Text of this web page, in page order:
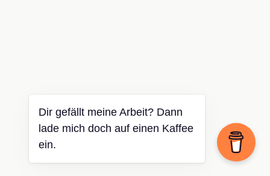
Dir gefällt meine Arbeit? Dann
lade mich doch auf einen Kaffee
ein.